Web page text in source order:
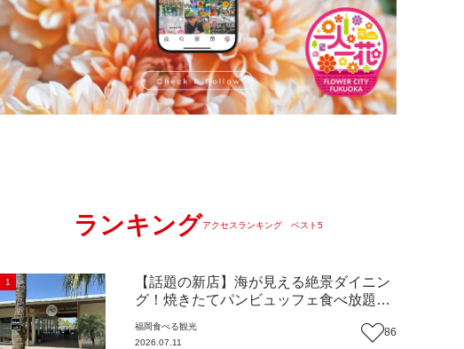
ランキングアクセスランキング ベスト5
1
【話題の新店】海が見える絶景ダイニン
グ！焼きたてパンビュッフェ食べ放題で
『Ibiza Beach Cafe』（福岡・糸島市）
福岡食べる観光
2026.07.11
86